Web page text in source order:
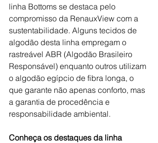
linha Bottoms se destaca pelo
compromisso da RenauxView com a
sustentabilidade. Alguns tecidos de
algodão desta linha empregam o
rastreável ABR (Algodão Brasileiro
Responsável) enquanto outros utilizam
o algodão egípcio de fibra longa, o
que garante não apenas conforto, mas
a garantia de procedência e
responsabilidade ambiental.
Conheça os destaques da linha